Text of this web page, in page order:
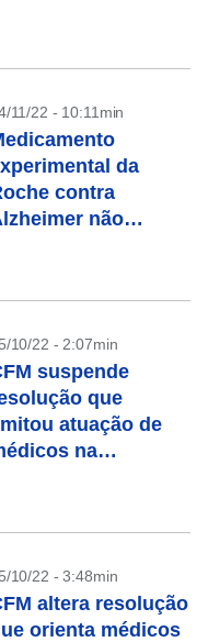
11/22 - 10:11min
da
contra
não
10/22 - 2:07min
suspende
que
atuação de
na
10/22 - 3:48min
altera resolução
orienta médicos